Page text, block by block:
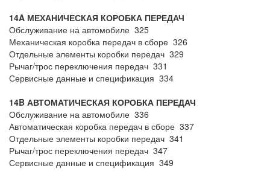
14A МЕХАНИЧЕСКАЯ КОРОБКА ПЕРЕДАЧ
Обслуживание на автомобиле 325
Механическая коробка передач в сборе 326
Отдельные элементы коробки передач 329
Рычаг/трос переключения передач 331
Сервисные данные и спецификация 334
14B АВТОМАТИЧЕСКАЯ КОРОБКА ПЕРЕДАЧ
Обслуживание на автомобиле 336
Автоматическая коробка передач в сборе 337
Отдельные элементы коробки передач 341
Рычаг/трос переключения передач 347
Сервисные данные и спецификация 349